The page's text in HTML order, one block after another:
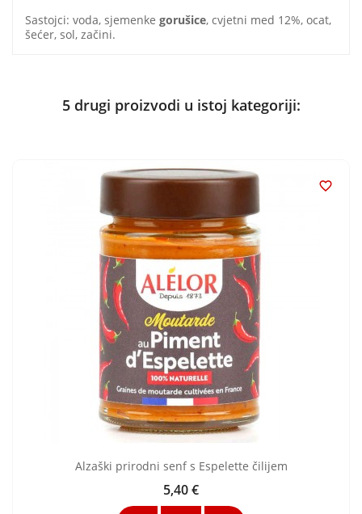
Sastojci: voda, sjemenke gorušice, cvjetni med 12%, ocat,
šećer, sol, začini.
5 drugi proizvodi u istoj kategoriji:

Alzaški prirodni senf s Espelette čilijem
Cijena
5,40 €